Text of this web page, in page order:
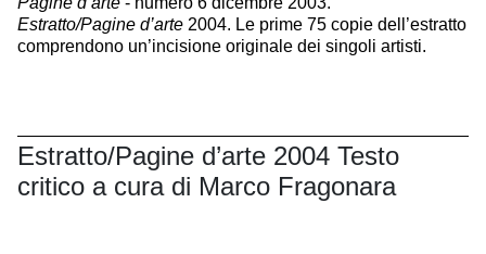
Estratto/Pagine d’arte 2004. Le prime 75 copie dell’estratto
comprendono un’incisione originale dei singoli artisti.
Estratto/Pagine d’arte 2004 Testo
critico a cura di Marco Fragonara